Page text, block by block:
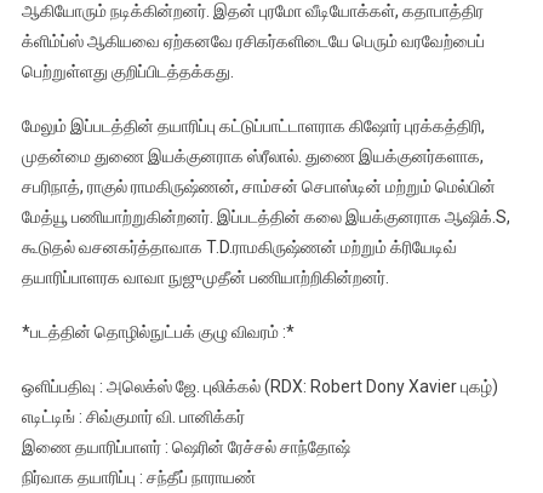
ஆகியோரும் நடிக்கின்றனர். இதன் புரமோ வீடியோக்கள், கதாபாத்திர
க்ளிம்ப்ஸ் ஆகியவை ஏற்கனவே ரசிகர்களிடையே பெரும் வரவேற்பைப்
பெற்றுள்ளது குறிப்பிடத்தக்கது.
மேலும் இப்படத்தின் தயாரிப்பு கட்டுப்பாட்டாளராக கிஷோர் புரக்கத்திரி,
முதன்மை துணை இயக்குனராக ஸ்ரீலால். துணை இயக்குனர்களாக,
சபரிநாத், ராகுல் ராமகிருஷ்ணன், சாம்சன் செபாஸ்டின் மற்றும் மெல்பின்
மேத்யூ பணியாற்றுகின்றனர். இப்படத்தின் கலை இயக்குனராக ஆஷிக்.S,
கூடுதல் வசனகர்த்தாவாக T.D.ராமகிருஷ்ணன் மற்றும் க்ரியேடிவ்
தயாரிப்பாளரக வாவா நுஜுமுதீன் பணியாற்றிகின்றனர்.
*படத்தின் தொழில்நுட்பக் குழு விவரம் :*
ஒளிப்பதிவு : அலெக்ஸ் ஜே. புலிக்கல் (RDX: Robert Dony Xavier புகழ்)
எடிட்டிங் : சிவ்குமார் வி. பானிக்கர்
இணை தயாரிப்பாளர் : ஷெரின் ரேச்சல் சாந்தோஷ்
நிர்வாக தயாரிப்பு : சந்தீப் நாராயண்